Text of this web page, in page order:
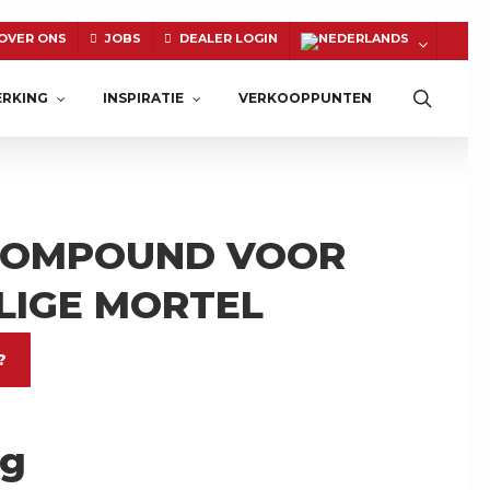
ONS JOBS DEALER LOGIN
NATUURSTEEN
INSPIRATIE VERKOOPPUNTEN
VOOR
MORTEL